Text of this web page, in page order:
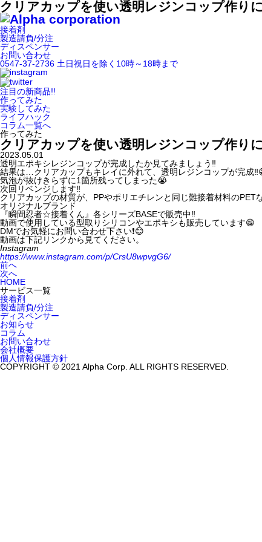
クリアカップを使い透明レジンコップ作り
接着剤
製造請負/分注
ディスペンサー
お問い合わせ
0547-37-2736 土日祝日を除く10時～18時まで
注目の新商品!!
作ってみた
実験してみた
ライフハック
コラム一覧へ
作ってみた
クリアカップを使い透明レジンコップ作り
2023.05.01
透明エポキシレジンコップが完成したか見てみましょう‼️
結果は…クリアカップもキレイに外れて、透明レジンコップが完成
気泡が抜けきらずに1箇所残ってしまった😭
次回リベンジします‼️
クリアカップの材質が、PPやポリエチレンと同じ難接着材料の
オリジナルブランド
『瞬間忍者☆接着くん』各シリーズBASEで販売中‼️
動画で使用している型取りシリコンやエポキシも販売しています😁
DMでお気軽にお問い合わせ下さい❗️😊
動画は下記リンクから見てください。
Instagram
https://www.instagram.com/p/CrsU8wpvgG6/
前へ
次へ
HOME
サービス一覧
接着剤
製造請負/分注
ディスペンサー
お知らせ
コラム
お問い合わせ
会社概要
個人情報保護方針
COPYRIGHT © 2021 Alpha Corp. ALL RIGHTS RESERVED.